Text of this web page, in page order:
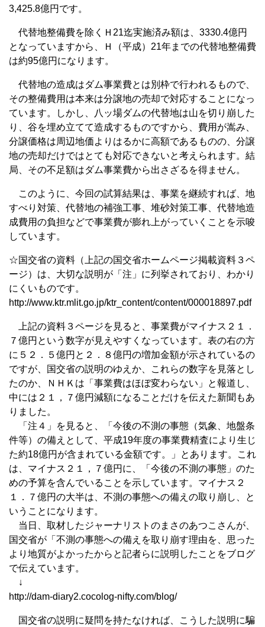
3,425.8億円です。
代替地整備費を除くＨ21迄実施済み額は、3330.4億円
となっていますから、Ｈ（平成）21年までの代替地整備費
は約95億円になります。
代替地の造成はダム事業費とは別枠で行われるもので、
その整備費用は本来は分譲地の売却で対応することになっ
ています。しかし、八ッ場ダムの代替地は山を切り崩した
り、谷を埋め立てて造成するものですから、費用が嵩み、
分譲価格は周辺地価よりはるかに高額であるものの、分譲
地の売却だけではとても対応できないと考えられます。結
局、その不足額はダム事業費から出さざるを得ません。
このように、今回の試算結果は、事業を継続すれば、地
すべり対策、代替地の補強工事、堆砂対策工事、代替地造
成費用の負担などで事業費が膨れ上がっていくことを示唆
しています。
☆国交省の資料（上記の国交省ホームページ掲載資料３ペ
ージ）は、大切な説明が「注」に列挙されており、わかり
にくいものです。
http://www.ktr.mlit.go.jp/ktr_content/content/000018897.pdf
上記の資料３ページを見ると、事業費がマイナス２１．
７億円という数字が見えやすくなっています。表の右の方
に５２．５億円と２．８億円の増加金額が示されているの
ですが、国交省の説明のゆえか、これらの数字を見落とし
たのか、ＮＨＫは「事業費はほぼ変わらない」と報道し、
中には２１，７億円減額になることだけを伝えた新聞もあ
りました。
「注４」を見ると、「今後の不測の事態（気象、地盤条
件等）の備えとして、平成19年度の事業費精査により生じ
た約18億円が含まれている金額です。」とあります。これ
は、マイナス２１，７億円に、「今後の不測の事態」のた
めの予算を含んでいることを示しています。マイナス２
１．７億円の大半は、不測の事態への備えの取り崩し、と
いうことになります。
当日、取材したジャーナリストのまさのあつこさんが、
国交省が「不測の事態への備えを取り崩す理由を、思った
より地質がよかったからと記者らに説明したことをブログ
で伝えています。
↓
http://dam-diary2.cocolog-nifty.com/blog/
国交省の説明に疑問を持たなければ、こうした説明に騙